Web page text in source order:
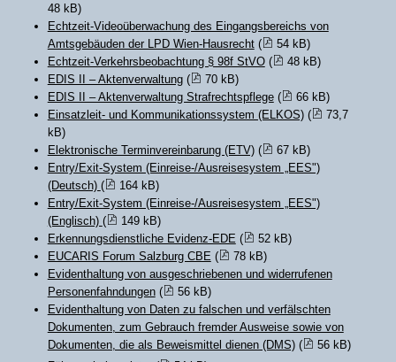
48 kB)
Echtzeit-Videoüberwachung des Eingangsbereichs von
Amtsgebäuden der LPD Wien-Hausrecht(
54 kB)
Echtzeit-Verkehrsbeobachtung § 98f StVO(
48 kB)
EDIS II – Aktenverwaltung(
70 kB)
EDIS II – Aktenverwaltung Strafrechtspflege(
66 kB)
Einsatzleit- und Kommunikationssystem (ELKOS)(
73,7
kB)
Elektronische Terminvereinbarung (ETV)(
67 kB)
Entry/Exit-System (Einreise-/Ausreisesystem „EES")
(Deutsch) (
164 kB)
Entry/Exit-System (Einreise-/Ausreisesystem „EES")
(Englisch) (
149 kB)
Erkennungsdienstliche Evidenz-EDE (
52 kB)
EUCARIS Forum Salzburg CBE (
78 kB)
Evidenthaltung von ausgeschriebenen und widerrufenen
Personenfahndungen(
56 kB)
Evidenthaltung von Daten zu falschen und verfälschten
Dokumenten, zum Gebrauch fremder Ausweise sowie von
Dokumenten, die als Beweismittel dienen (DMS)(
56 kB)